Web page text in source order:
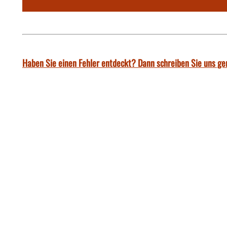
Haben Sie einen Fehler entdeckt? Dann schreiben Sie uns